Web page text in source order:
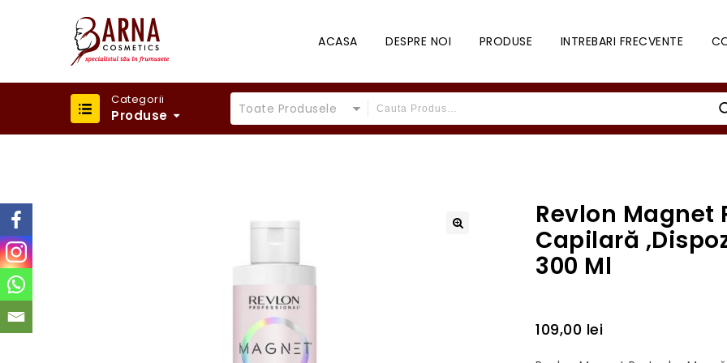
ACASA DESPRE NOI PRODUSE INTREBARI FRECVENTE
Categorii
Produse Toate Produsele
Revlon Magnet
Capilară
300 Ml
109,00 lei